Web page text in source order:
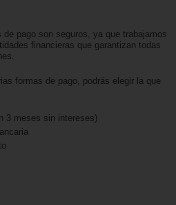
pago son seguros, ya que trabajamos
financieras que garantizan todas
formas de pago, podrás elegir la que
3 meses sin intereses)